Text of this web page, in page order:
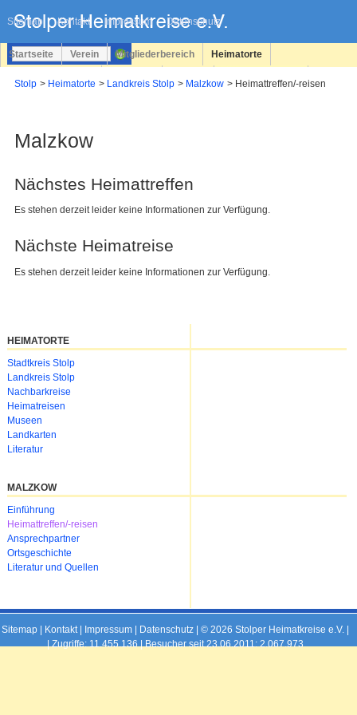
Sitemap Kontakt Impressum Datenschutz
überspringen
Startseite Verein Mitgliederbereich Heimatorte
Stolp Heimatorte Landkreis Stolp Malzkow Heimattreffen/-reisen
Malzkow
Nächstes Heimattreffen
Es stehen derzeit leider keine Informationen zur Verfügung.
Nächste Heimatreise
Es stehen derzeit leider keine Informationen zur Verfügung.
HEIMATORTE
Navigation
überspringen
Stadtkreis Stolp
Landkreis Stolp
Nachbarkreise
Heimatreisen
Museen
Landkarten
Literatur
MALZKOW
Navigation
überspringen
Einführung
Heimattreffen/-reisen
Ansprechpartner
Ortsgeschichte
Literatur und Quellen
Sitemap| Kontakt| Impressum| Datenschutz| © 2026 Stolper Heimatkreise e.V. |
|Zugriffe: 11.455.136 | Besucher seit 23.06.2011: 2.067.973